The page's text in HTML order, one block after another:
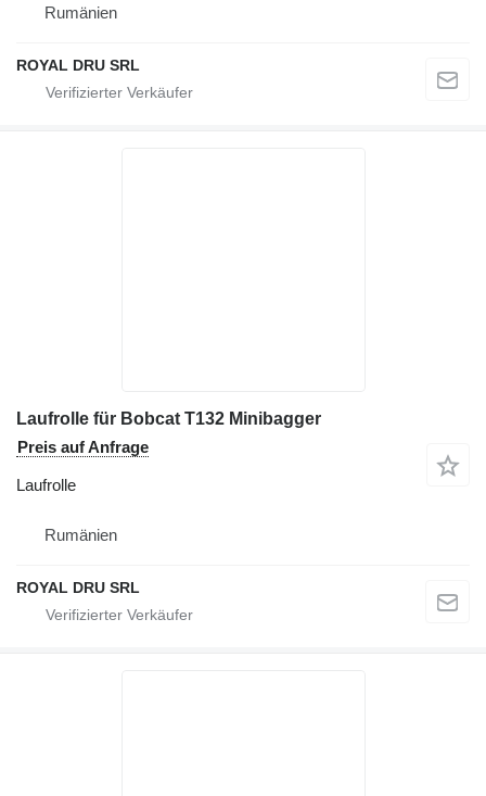
Rumänien
ROYAL DRU SRL
Laufrolle für Bobcat T132 Minibagger
Preis auf Anfrage
Laufrolle
Rumänien
ROYAL DRU SRL